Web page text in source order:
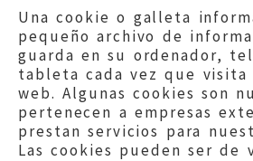
Una cookie o galleta
pequeño archivo de
guarda en su ordenador,
tableta cada vez que visita
web. Algunas cookies son
pertenecen a empresas
prestan servicios para
Las cookies pueden ser de